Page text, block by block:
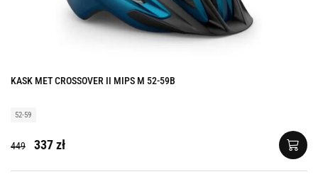
KASK MET CROSSOVER II MIPS M 52-59B
52-59
449 337 zł